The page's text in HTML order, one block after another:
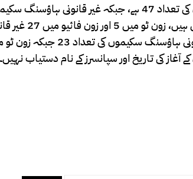
ہے۔ اسلام آباد کے زون فور میں سب سے
کی تاریخ اور سپانسرز کے نام دستیاب نہیں۔